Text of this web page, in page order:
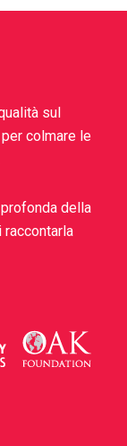
sul
colmare le
della
raccontarla